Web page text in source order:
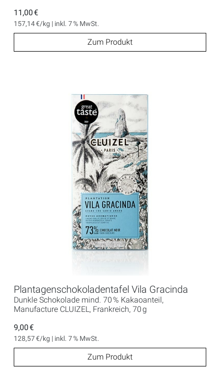
11,00 €
157,14 €/kg | inkl. 7 % MwSt.
Zum Produkt
Plantagenschokoladentafel Vila Gracinda
Dunkle Schokolade mind. 70 % Kakaoanteil,
Manufacture CLUIZEL, Frankreich, 70 g
9,00 €
128,57 €/kg | inkl. 7 % MwSt.
Zum Produkt